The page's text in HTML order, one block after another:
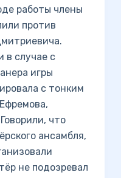
работы члены
против
в случае с
игры
с тонким
что
ансамбля,
не подозревал